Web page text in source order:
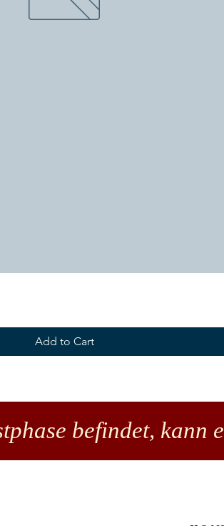
Add to Cart
befindet,